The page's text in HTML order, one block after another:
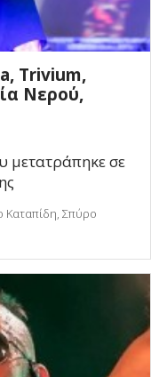
Trivium,
Νερού,
μετατράπηκε σε
Καταπίδη, Σπύρο